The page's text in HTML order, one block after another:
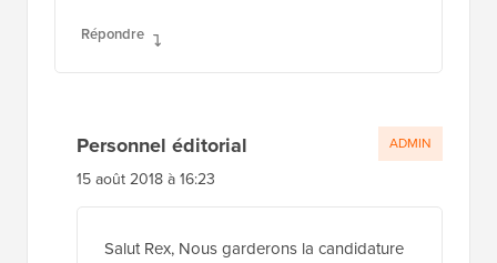
Répondre
Personnel éditorial
15 août 2018 à 16:23
Salut Rex, Nous garderons la candidature
ADMIN